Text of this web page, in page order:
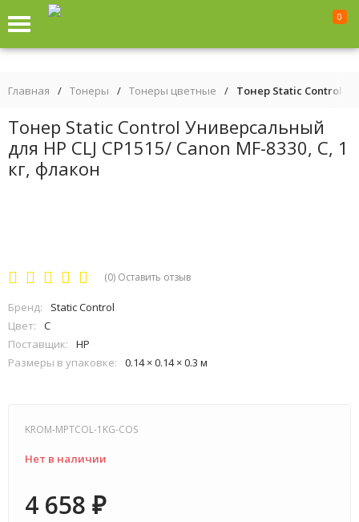
0
Главная / Тонеры / Тонеры цветные / Тонер Static Control
Тонер Static Control Универсальный
для HP CLJ CP1515/ Canon MF-8330, C, 1
кг, флакон
(0) Оставить отзыв
Бренд:
Static Control
Цвет:
C
Поставщик:
HP
Размеры в упаковке:
0.14 × 0.14 × 0.3 м
KROM-MPTCOL-1KG-COS
Нет в наличии
4 658 ₽